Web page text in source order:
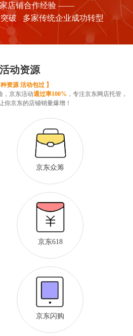
店铺合作经验 ——
突破 多家传统企业成功转型
活动资源
种资源 活动包过 】
，京东活动通过率100% ，专注京东网店托管，
你京东的店铺销量爆增！
京东众筹
京东618
京东闪购